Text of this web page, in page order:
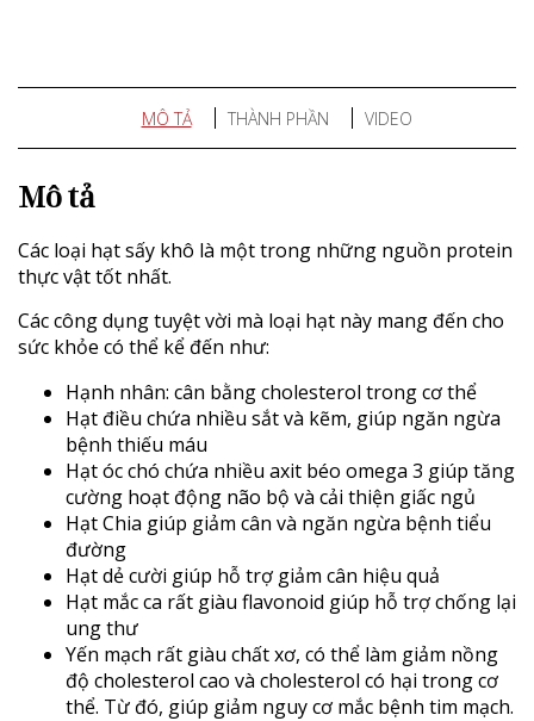
MÔ TẢ THÀNH PHẦN VIDEO
Mô tả
Các loại hạt sấy khô là một trong những nguồn protein
thực vật tốt nhất.
Các công dụng tuyệt vời mà loại hạt này mang đến cho
sức khỏe có thể kể đến như:
Hạnh nhân: cân bằng cholesterol trong cơ thể
Hạt điều chứa nhiều sắt và kẽm, giúp ngăn ngừa
bệnh thiếu máu
Hạt óc chó chứa nhiều axit béo omega 3 giúp tăng
cường hoạt động não bộ và cải thiện giấc ngủ
Hạt Chia giúp giảm cân và ngăn ngừa bệnh tiểu
đường
Hạt dẻ cười giúp hỗ trợ giảm cân hiệu quả
Hạt mắc ca rất giàu flavonoid giúp hỗ trợ chống lại
ung thư
Yến mạch rất giàu chất xơ, có thể làm giảm nồng
độ cholesterol cao và cholesterol có hại trong cơ
thể. Từ đó, giúp giảm nguy cơ mắc bệnh tim mạch.